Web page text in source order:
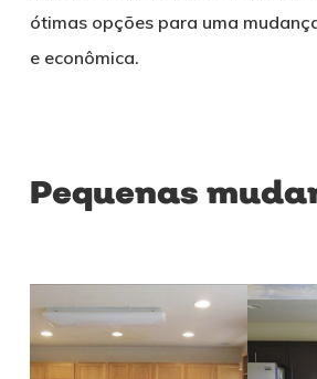
ótimas opções para uma
e econômica.
Pequenas